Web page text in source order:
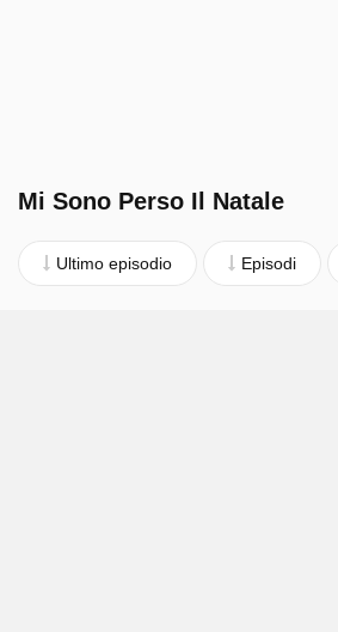
Mi Sono Perso Il Natale
Ultimo episodio Episodi